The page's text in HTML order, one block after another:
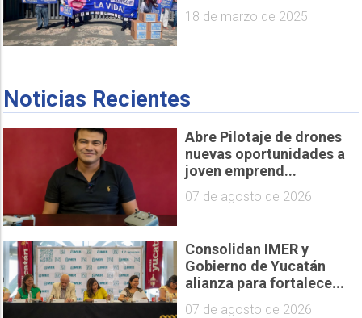
18 de marzo de 2025
Noticias Recientes
Abre Pilotaje de drones
nuevas oportunidades a
joven emprend...
07 de agosto de 2026
Consolidan IMER y
Gobierno de Yucatán
alianza para fortalece...
07 de agosto de 2026